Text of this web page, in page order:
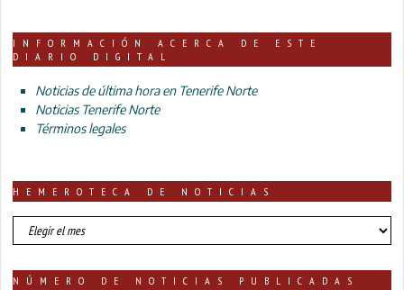
INFORMACIÓN ACERCA DE ESTE
DIARIO DIGITAL
Noticias de última hora en Tenerife Norte
Noticias Tenerife Norte
Términos legales
HEMEROTECA DE NOTICIAS
HEMEROTECA
DE
NÚMERO DE NOTICIAS PUBLICADAS